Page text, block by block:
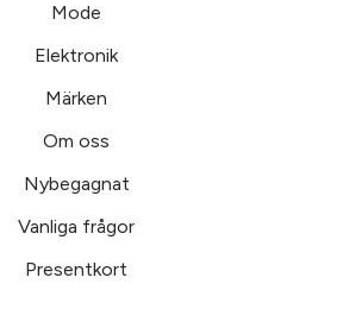
Mode
Elektronik
Märken
Om oss
Nybegagnat
Vanliga frågor
Presentkort